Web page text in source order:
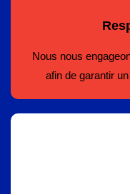
Nous nous
afin de garantir